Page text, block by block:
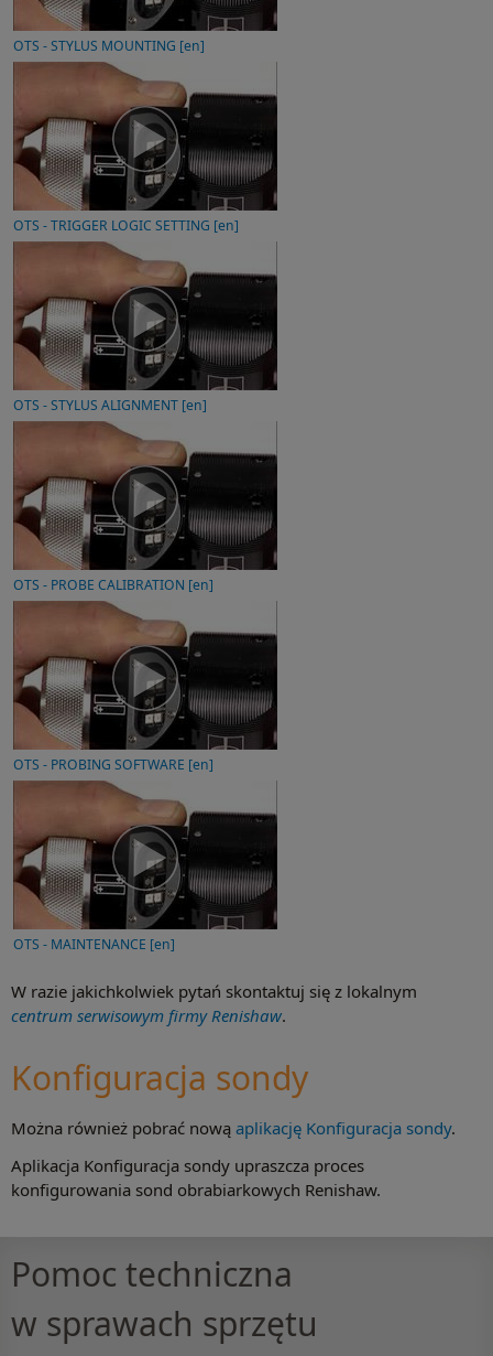
OTS - STYLUS MOUNTING [en]
OTS - TRIGGER LOGIC SETTING [en]
OTS - STYLUS ALIGNMENT [en]
OTS - PROBE CALIBRATION [en]
OTS - PROBING SOFTWARE [en]
OTS - MAINTENANCE [en]
W razie jakichkolwiek pytań skontaktuj się z lokalnym
centrum serwisowym firmy Renishaw.
Konfiguracja sondy
Można również pobrać nową aplikację Konfiguracja sondy.
Aplikacja Konfiguracja sondy upraszcza proces
konfigurowania sond obrabiarkowych Renishaw.
Pomoc techniczna
w sprawach sprzętu